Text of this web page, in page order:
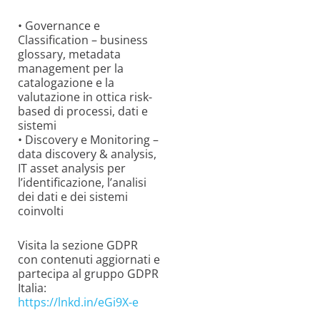
• Governance e
Classification – business
glossary, metadata
management per la
catalogazione e la
valutazione in ottica risk-
based di processi, dati e
sistemi
• Discovery e Monitoring –
data discovery & analysis,
IT asset analysis per
l’identificazione, l’analisi
dei dati e dei sistemi
coinvolti
Visita la sezione GDPR
con contenuti aggiornati e
partecipa al gruppo GDPR
Italia:
https://lnkd.in/eGi9X-e